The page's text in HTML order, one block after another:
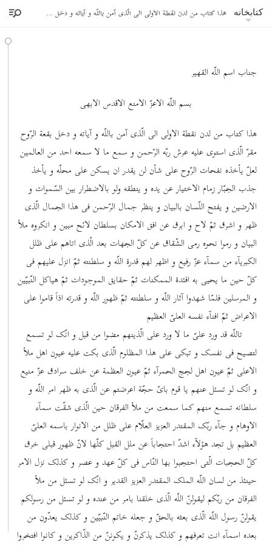
کتابخانه هذا کتاب من لدن نقطة الاولی الی الّذی آمن باللّه و آیاته و دخل بقعة الرّوح
جناب اسم اللّه القهیر
بسم اللّه الاعزّ الامنع الاقدس الابهی
هذا کتاب من لدن نقطة الاولی الی الّذی آمن باللّه و آیاته و دخل بقعة الرّوح
مقرّ الّذی استوی علیه عرش ربّه الرّحمن و سمع ما لا سمعه احد من العالمین
لعلّ یأخذه نفحات الرّوح علی شأن لن یقدر ان یسکن علی محلّه و یأخذ
جذب الجبّار زمام الاختیار عن یده و ینطقه ولو بالاضطرار بین السّموات و
الارضین و یفتح اللّسان بالبیان و ینظر جمال الرّحمن فی هذا الجمال الّذی
ظهر و اشرق ثمّ لاح و ابرق عن افق الامکان بسلطان لائح مبین و انکروه ملأ
البیان و رموا نحوه رمی الشّقاق عن کلّ الجهات بعد الّذی اتاهم علی ظلل
الکبریآء من سمآء عزّ رفیع و اظهر لهم قدرة اللّه و سلطنته ثمّ انزل علیهم فی
کلّ حین ما یحیی به افئدة الممکنات ثمّ حقایق الموجودات ثمّ هیاکل النّبیّین
و المرسلین فلمّا شهدوا آثار اللّه و سلطنته ثمّ ظهور اللّه و قدرته اذاً قاموا علی
الاعراض ثمّ افنآء نفسه العلیّ العظیم
تاللّه قد ورد علیّ ما لا ورد علی الّذینهم مضوا من قبل و انّک لو تسمع
لتصیح فی نفسک و تبکی علی هذا المظلوم الّذی بکت علیه عیون اهل ملأ
الاعلی ثمّ عیون اهل لجج الحمرآء ثمّ عیون العظمة عن خلف سرادق عزّ منیع
و انّک لو تسئل عنهم یا قوم بایّ حجّة اعرضتم عن الّذی به ظهر امر اللّه و
سلطانه تسمع منهم کما سمعت من ملأ الفرقان حین الّذی شقّت سمآء
الاوهام و جآء ربّک المقتدر العزیز العلّام علی ظلل من الانوار باسمه العلیّ
العظیم بل تجد هؤلآء اشدّ احتجاباً عن ملل القبل کلّها لانّ ظهور قبلی خرق
کلّ الحجبات الّتی احتجبوا بها النّاس فی کلّ عهد و عصر و کذلک نزل الامر
حینئذ من لسان اللّه الملک المقتدر العزیز القدیر و انّک لو تسئل من ملأ
الفرقان من ربّکم لیقولنّ اللّه الّذی خلقنا بامر من عنده و لو تسئل من رسولکم
یقولنّ رسول اللّه الّذی بعثه بالحقّ و جعله خاتم النّبیّین و کذلک یعدّون من
بعده اسمآء انت تعرفهم و کذلک یذکرنّ و یکوننّ من الذّاکرین و کانوا افتخروا